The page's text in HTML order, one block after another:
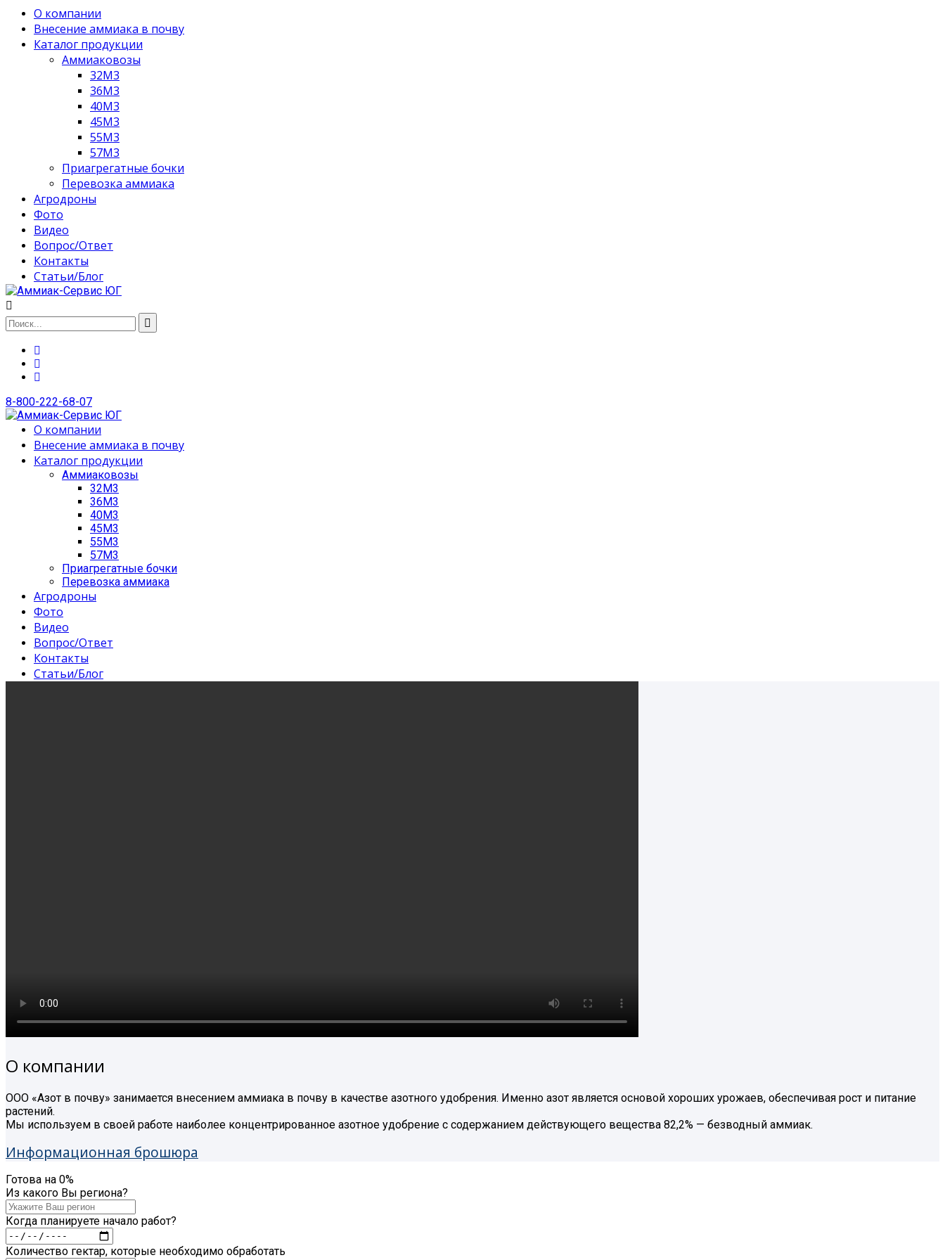
О компании
Внесение аммиака в почву
Каталог продукции
Аммиаковозы
32М3
36М3
40М3
45М3
55М3
57М3
Приагрегатные бочки
Перевозка аммиака
Агродроны
Фото
Видео
Вопрос/Ответ
Контакты
Статьи/Блог
8-800-222-68-07
О компании
Внесение аммиака в почву
Каталог продукции
Аммиаковозы
32М3
36М3
40М3
45М3
55М3
57М3
Приагрегатные бочки
Перевозка аммиака
Агродроны
Фото
Видео
Вопрос/Ответ
Контакты
Статьи/Блог
О компании
ООО «Азот в почву» занимается внесением аммиака в почву в качестве азотного удобрения. Именно азот является основой хороших урожаев, обеспечивая рост и питание
растений.
Мы используем в своей работе наиболее концентрированное азотное удобрение с содержанием действующего вещества 82,2% — безводный аммиак.
Информационная брошюра
Готова на 0%
Из какого Вы региона?
Когда планируете начало работ?
Количество гектар, которые необходимо обработать